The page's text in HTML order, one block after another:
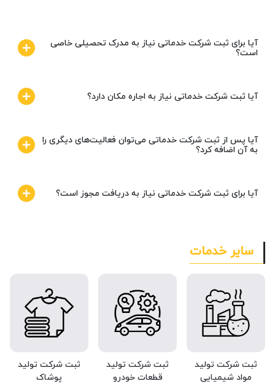
آیا برای ثبت شرکت خدماتی نیاز به مدرک تحصیلی خاصی
است؟
آیا ثبت شرکت خدماتی نیاز به اجاره مکان دارد؟
آیا پس از ثبت شرکت خدماتی می‌توان فعالیت‌های دیگری را
به آن اضافه کرد؟
آیا برای ثبت شرکت خدماتی نیاز به دریافت مجوز است؟
سایر خدمات
ثبت شرکت تولید
مواد شیمیایی
ثبت شرکت تولید
قطعات خودرو
ثبت شرکت تولید
پوشاک